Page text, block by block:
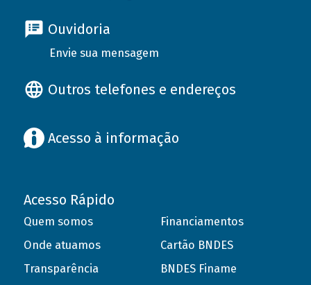
Ouvidoria
Envie sua mensagem
Outros telefones e endereços
Acesso à informação
Acesso Rápido
Quem somos
Onde atuamos
Transparência
Financiamentos
Cartão BNDES
BNDES Finame